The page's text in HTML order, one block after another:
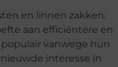
en linnen zakken.
aan efficiëntere en
vanwege hun
interesse in